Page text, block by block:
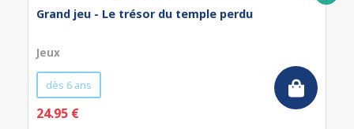
Grand jeu - Le trésor du temple perdu
Jeux
dès 6 ans
24.95 €